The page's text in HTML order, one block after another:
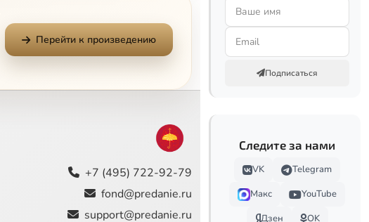
1:34
1:03
5:27
1:07
Перейти к произведению
+7 (495) 722-92-79
fond@predanie.ru
support@predanie.ru
Подписаться
Следите за нами
VK
Telegram
Макс
YouTube
Дзен
OK